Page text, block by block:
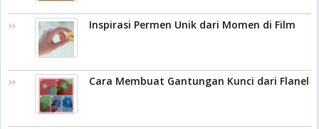
Inspirasi Permen Unik dari Momen di Film
Cara Membuat Gantungan Kunci dari Flanel